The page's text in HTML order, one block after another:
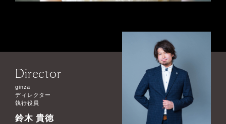
Director
ginza
ディレクター
執行役員
鈴木 貴徳